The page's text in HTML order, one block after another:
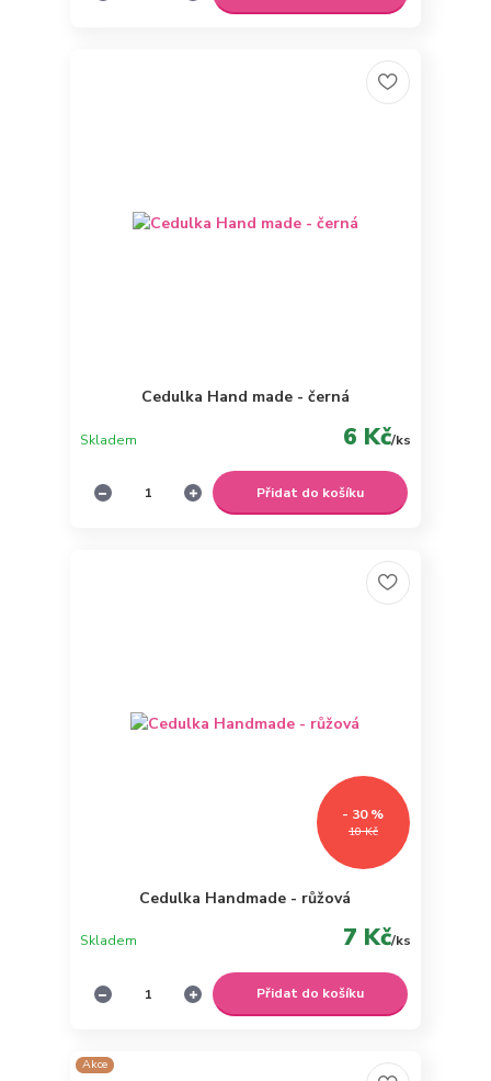
Cedulka Hand made - černá
6 Kč/ks
Skladem
Přidat do košíku
10 Kč
- 30 %
Cedulka Handmade - růžová
7 Kč/ks
Skladem
Přidat do košíku
Akce